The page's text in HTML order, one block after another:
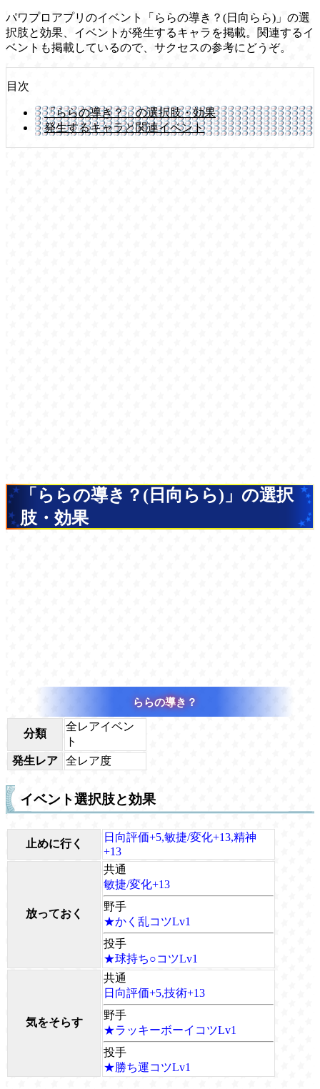
パワプロアプリのイベント「ららの導き？(日向らら)」の選
択肢と効果、イベントが発生するキャラを掲載。関連するイ
ベントも掲載しているので、サクセスの参考にどうぞ。
目次
「ららの導き？」の選択肢・効果
発生するキャラと関連イベント
「ららの導き？(日向らら)」の選択
肢・効果
ららの導き？
分類
全レアイベン
ト
発生レア
全レア度
イベント選択肢と効果
止めに行く
日向評価+5,敏捷/変化+13,精神
+13
放っておく
共通
敏捷/変化+13
野手
★かく乱コツLv1
投手
★球持ち○コツLv1
気をそらす
共通
日向評価+5,技術+13
野手
★ラッキーボーイコツLv1
投手
★勝ち運コツLv1